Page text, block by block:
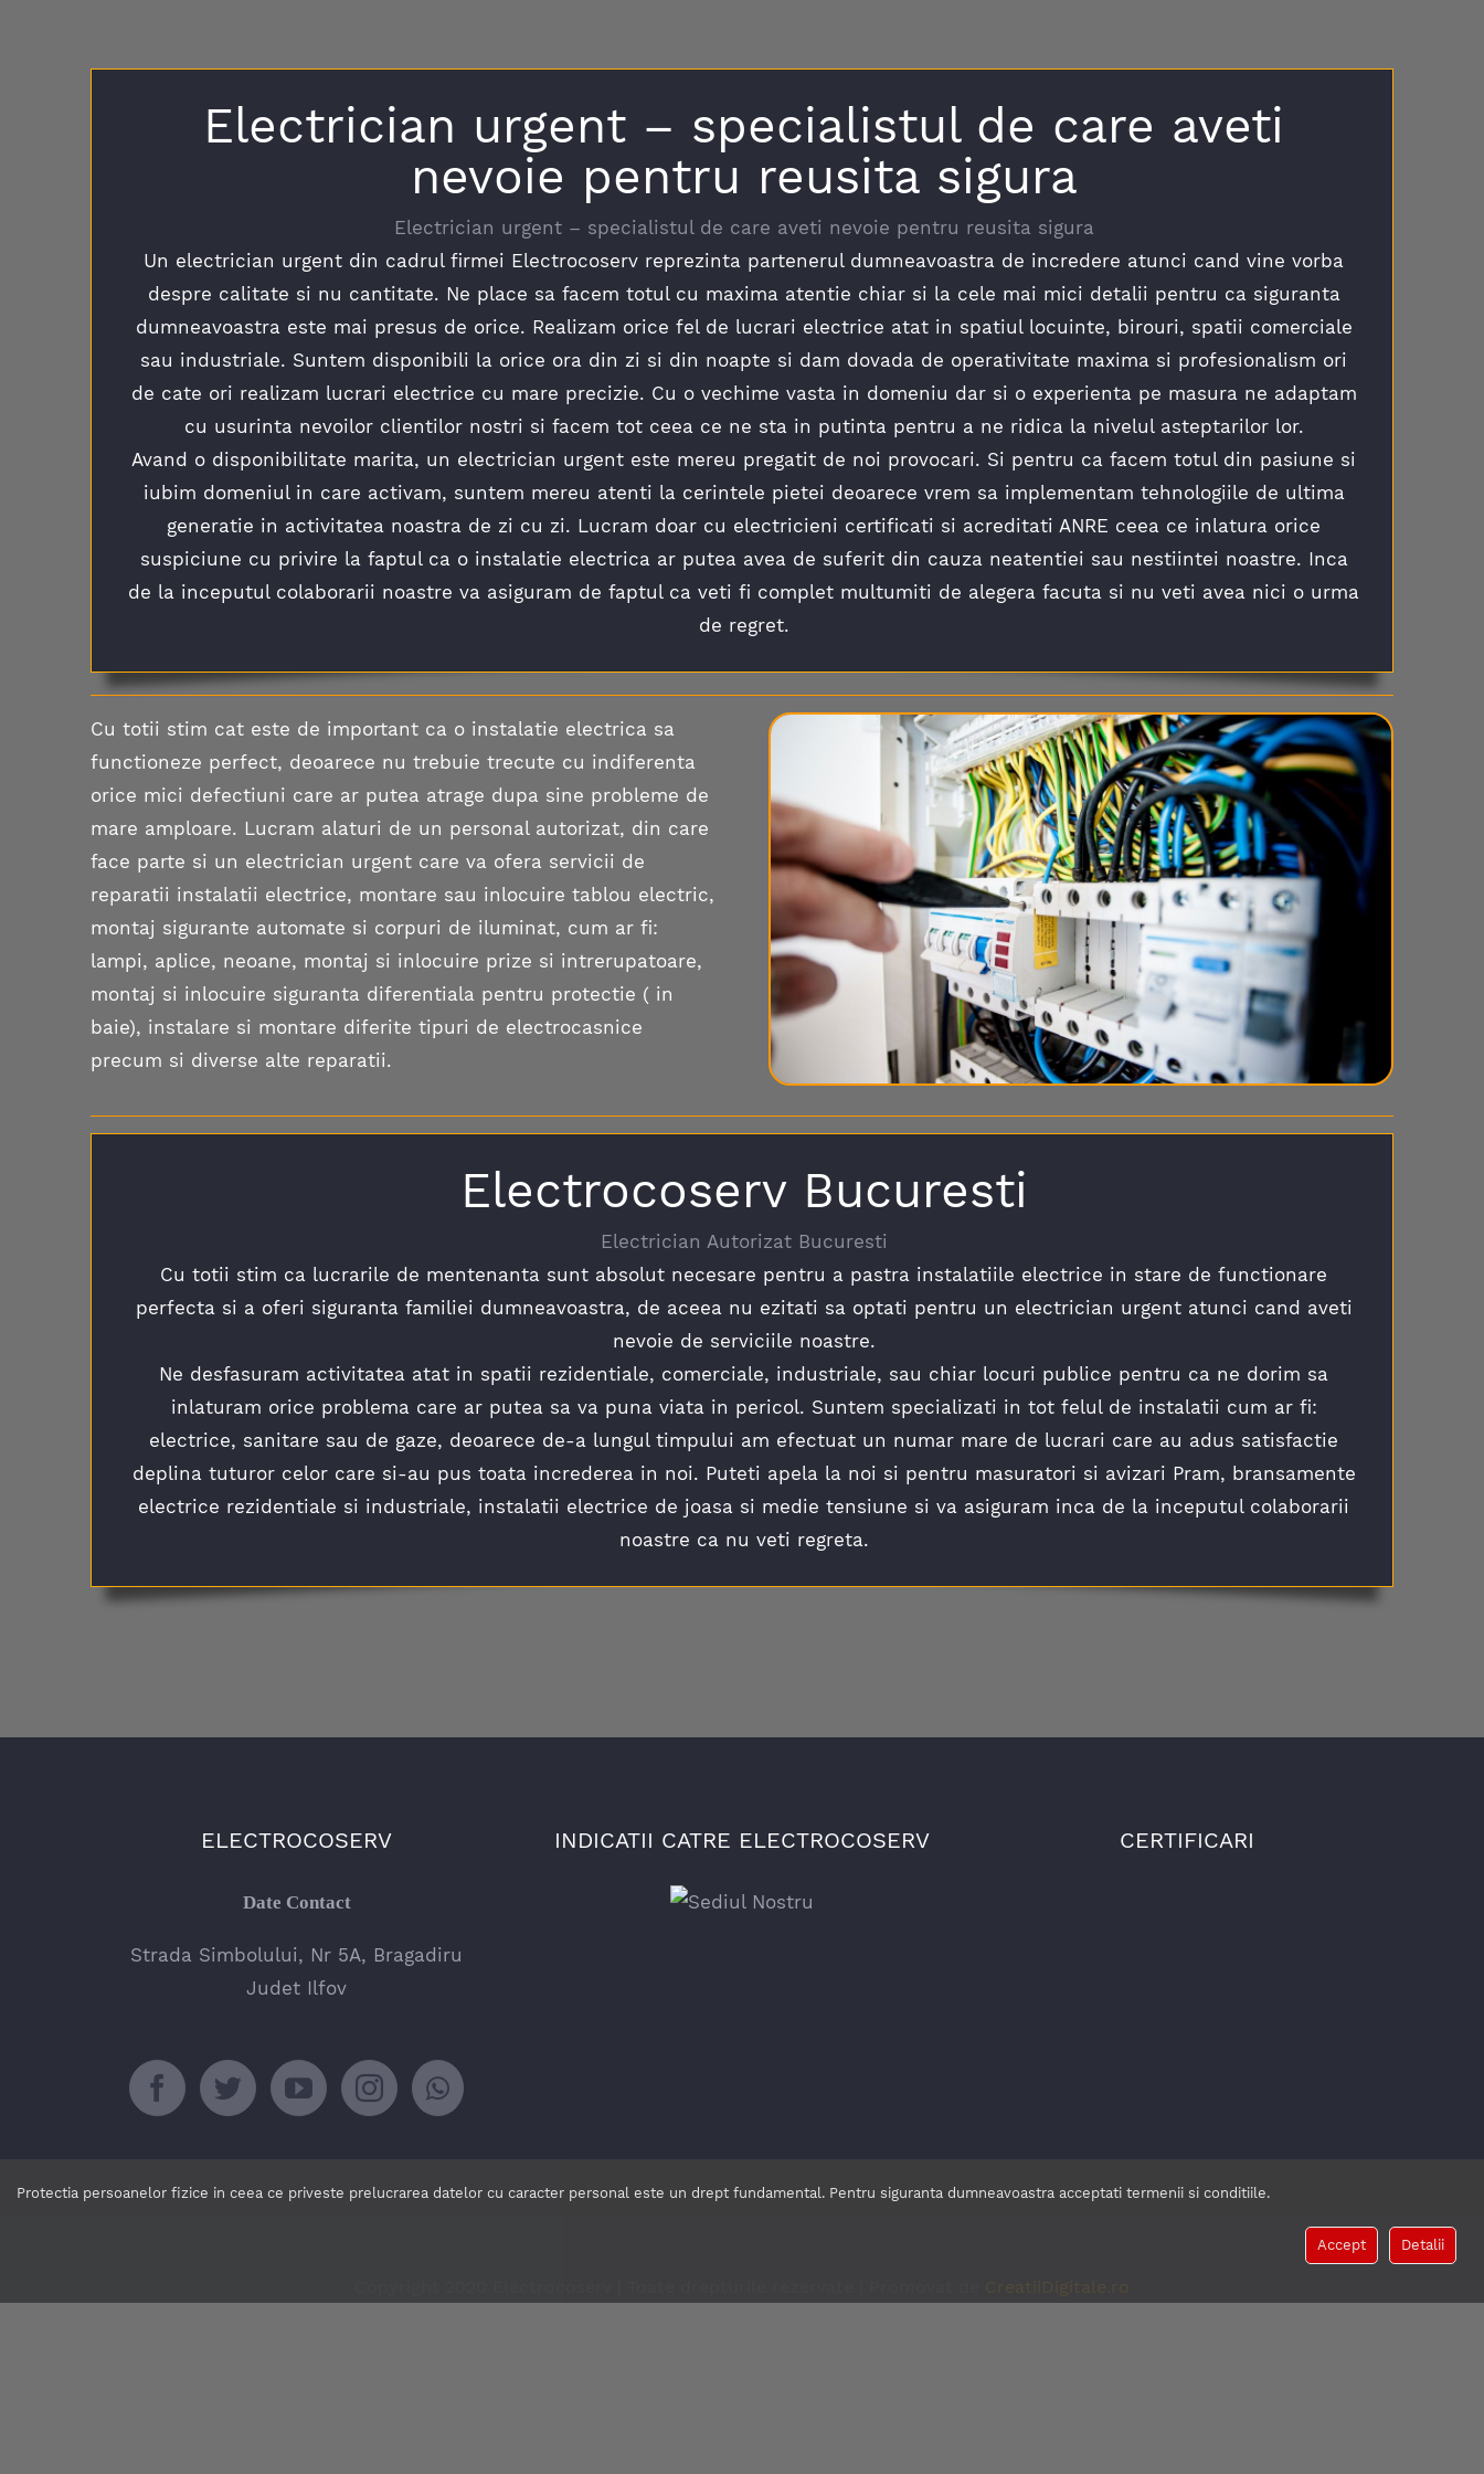
Electrician urgent – specialistul de care aveti
nevoie pentru reusita sigura
Electrician urgent – specialistul de care aveti nevoie pentru reusita sigura
Un electrician urgent din cadrul firmei Electrocoserv reprezinta partenerul dumneavoastra de incredere atunci cand vine vorba
despre calitate si nu cantitate. Ne place sa facem totul cu maxima atentie chiar si la cele mai mici detalii pentru ca siguranta
dumneavoastra este mai presus de orice. Realizam orice fel de lucrari electrice atat in spatiul locuinte, birouri, spatii comerciale
sau industriale. Suntem disponibili la orice ora din zi si din noapte si dam dovada de operativitate maxima si profesionalism ori
de cate ori realizam lucrari electrice cu mare precizie. Cu o vechime vasta in domeniu dar si o experienta pe masura ne adaptam
cu usurinta nevoilor clientilor nostri si facem tot ceea ce ne sta in putinta pentru a ne ridica la nivelul asteptarilor lor.
Avand o disponibilitate marita, un electrician urgent este mereu pregatit de noi provocari. Si pentru ca facem totul din pasiune si
iubim domeniul in care activam, suntem mereu atenti la cerintele pietei deoarece vrem sa implementam tehnologiile de ultima
generatie in activitatea noastra de zi cu zi. Lucram doar cu electricieni certificati si acreditati ANRE ceea ce inlatura orice
suspiciune cu privire la faptul ca o instalatie electrica ar putea avea de suferit din cauza neatentiei sau nestiintei noastre. Inca
de la inceputul colaborarii noastre va asiguram de faptul ca veti fi complet multumiti de alegera facuta si nu veti avea nici o urma
de regret.
Cu totii stim cat este de important ca o instalatie electrica sa
functioneze perfect, deoarece nu trebuie trecute cu indiferenta
orice mici defectiuni care ar putea atrage dupa sine probleme de
mare amploare. Lucram alaturi de un personal autorizat, din care
face parte si un electrician urgent care va ofera servicii de
reparatii instalatii electrice, montare sau inlocuire tablou electric,
montaj sigurante automate si corpuri de iluminat, cum ar fi:
lampi, aplice, neoane, montaj si inlocuire prize si intrerupatoare,
montaj si inlocuire siguranta diferentiala pentru protectie ( in
baie), instalare si montare diferite tipuri de electrocasnice
precum si diverse alte reparatii.
Electrocoserv Bucuresti
Electrician Autorizat Bucuresti
Cu totii stim ca lucrarile de mentenanta sunt absolut necesare pentru a pastra instalatiile electrice in stare de functionare
perfecta si a oferi siguranta familiei dumneavoastra, de aceea nu ezitati sa optati pentru un electrician urgent atunci cand aveti
nevoie de serviciile noastre.
Ne desfasuram activitatea atat in spatii rezidentiale, comerciale, industriale, sau chiar locuri publice pentru ca ne dorim sa
inlaturam orice problema care ar putea sa va puna viata in pericol. Suntem specializati in tot felul de instalatii cum ar fi:
electrice, sanitare sau de gaze, deoarece de-a lungul timpului am efectuat un numar mare de lucrari care au adus satisfactie
deplina tuturor celor care si-au pus toata increderea in noi. Puteti apela la noi si pentru masuratori si avizari Pram, bransamente
electrice rezidentiale si industriale, instalatii electrice de joasa si medie tensiune si va asiguram inca de la inceputul colaborarii
noastre ca nu veti regreta.
ELECTROCOSERV
Date Contact
Strada Simbolului, Nr 5A, Bragadiru
Judet Ilfov
INDICATII CATRE ELECTROCOSERV CERTIFICARI
Protectia persoanelor fizice in ceea ce priveste prelucrarea datelor cu caracter personal este un drept fundamental. Pentru siguranta dumneavoastra acceptati termenii si conditiile.
Accept Detalii